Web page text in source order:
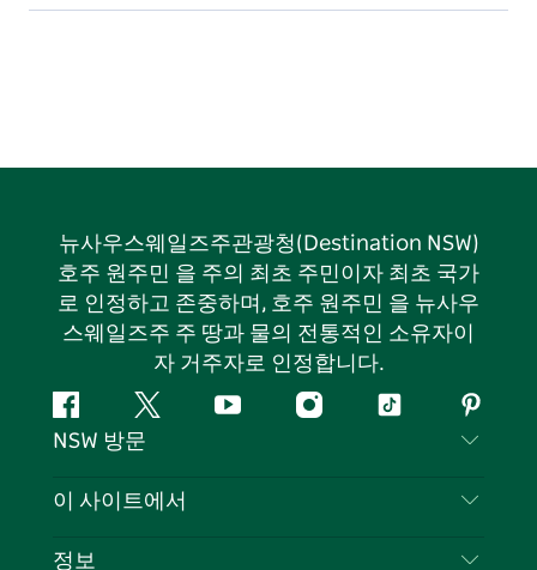
뉴사우스웨일즈주관광청(Destination NSW)
호주 원주민 을 주의 최초 주민이자 최초 국가
로 인정하고 존중하며, 호주 원주민 을 뉴사우
스웨일즈주 주 땅과 물의 전통적인 소유자이
자 거주자로 인정합니다.
페
이
북
지
다
유
인
틱
핀
터
스
NSW 방문
문의하기
이 사이트에서
목적지
정보